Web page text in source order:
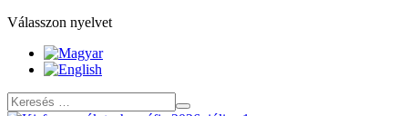
Válasszon nyelvet